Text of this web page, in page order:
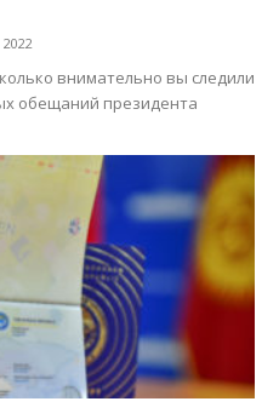
внимательно вы следили
обещаний президента